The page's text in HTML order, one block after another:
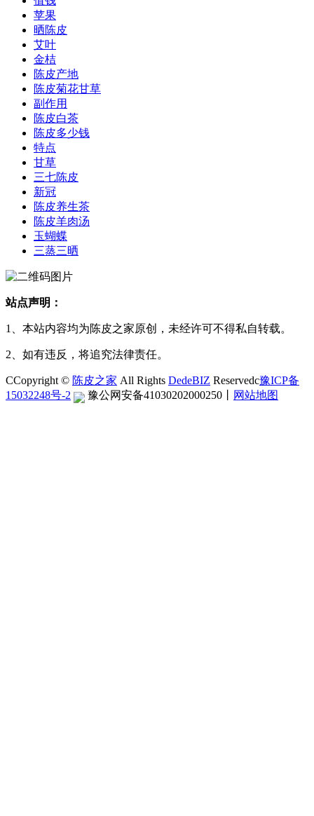
苹果
晒陈皮
艾叶
金桔
陈皮产地
陈皮菊花甘草
副作用
陈皮白茶
陈皮多少钱
特点
甘草
三七陈皮
新冠
陈皮养生茶
陈皮羊肉汤
玉蝴蝶
三蒸三晒
站点声明：
1、本站内容均为陈皮之家原创，未经许可不得私自转载。
2、如有违反，将追究法律责任。
CCopyright © 陈皮之家 All Rights DedeBIZ Reservedc豫ICP备
15032248号-2
豫公网安备41030202000250 网站地图